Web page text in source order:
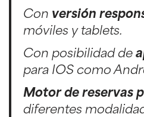
Con versión
móviles y tablets.
Con posibilidad de
para IOS como
Motor de reservas
diferentes